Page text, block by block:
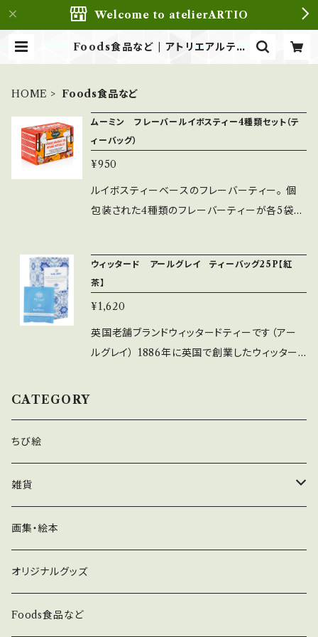
Welcome to atelierARTIO
Foods食品など | アトリエアルティ
HOME Foods食品など
ムーミン フレーバールイボスティー4種類セット（テ
ィーバッグ）
¥950
ルイボスティーベースのフレーバーティー。 個
包装された4種類のフレーバーティーが各5袋ず
ィーは、デザート感覚で楽しめるユニークなフレ
ーバー。体に優しいノンカフェインのフレーバー
ティーです。 *2026年、パッケージデザインが写
真のものから変更となりました。
ウィッタード アールグレイ ティーバッグ25P【紅
茶】
¥1,620
英国老舗ブランドウィッタードティーです（アー
ルグレイ） 1886年に英国で創業したウィッター
にしても美味しく召し上がれます。
CATEGORY
ちび絵
雑貨
ガラス、陶器
ヨーロッパの石鹸、キャンドル
グッズ
画集・絵本
オリジナルグッズ
Foods食品など